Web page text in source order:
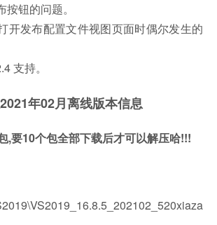
钮的问题。
开发布配置文件视图页面时偶尔发生的
支持。
年02月离线版本信息
,要10个包全部下载后才可以解压哈!!!